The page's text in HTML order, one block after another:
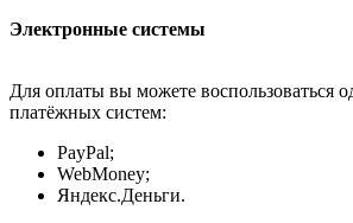
Электронные системы
Для оплаты вы можете воспользоваться
платёжных систем:
PayPal;
WebMoney;
Яндекс.Деньги.